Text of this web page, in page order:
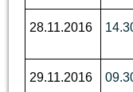
28.11.2016
29.11.2016